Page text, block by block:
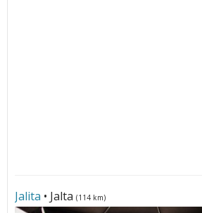
Jalita • Jalta (114 km)